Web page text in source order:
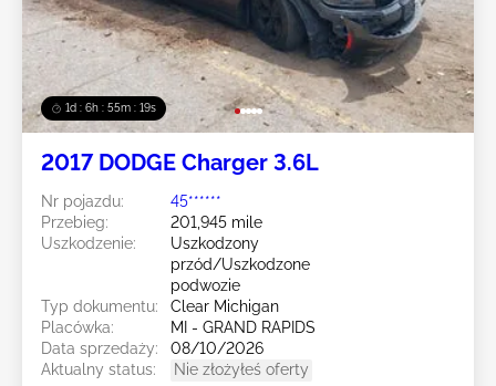
1d : 6h : 55m : 16s
2017 DODGE Charger 3.6L
Nr pojazdu:
45******
Przebieg:
201,945 mile
Uszkodzenie:
Uszkodzony
przód/Uszkodzone
podwozie
Typ dokumentu:
Clear Michigan
Placówka:
MI - GRAND RAPIDS
Data sprzedaży:
08/10/2026
Aktualny status:
Nie złożyłeś oferty